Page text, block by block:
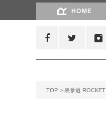
HOME
TOP 表参道 ROCKET